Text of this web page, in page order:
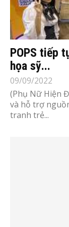
POPS tiếp
họa sỹ...
09/09/2022
(Phụ Nữ Hiện
và hỗ trợ
tranh trẻ...